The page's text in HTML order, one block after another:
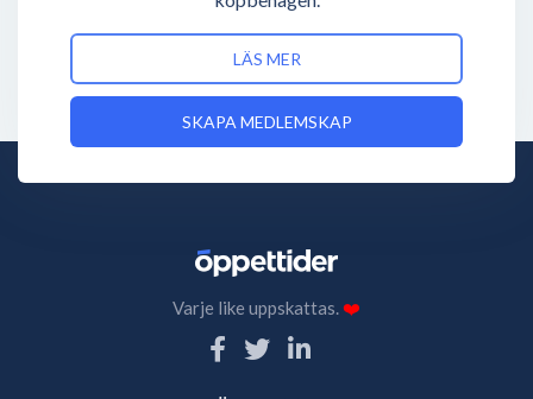
LÄS MER
SKAPA MEDLEMSKAP
Varje like uppskattas.❤️